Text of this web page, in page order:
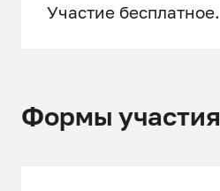
Участие бесплатное.
Формы участия